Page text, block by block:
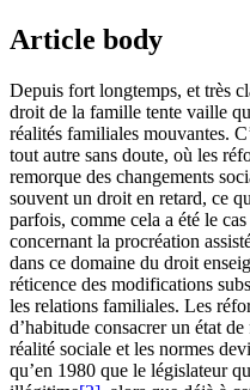
Article body
Depuis fort longtemps, et très
droit de la famille tente vaille
réalités familiales mouvantes.
tout autre sans doute, où les
remorque des changements
souvent un droit en retard, ce
parfois, comme cela a été le
concernant la procréation
dans ce domaine du droit
réticence des modifications
les relations familiales. Les
d’habitude consacrer un état
réalité sociale et les normes
qu’en 1980 que le législateur